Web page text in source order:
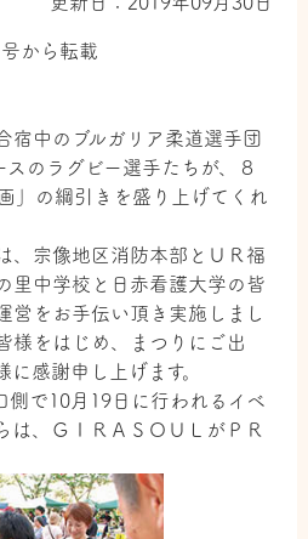
から転載
中のブルガリア柔道選手団
スのラグビー選手たちが、８
」の綱引きを盛り上げてくれ
宗像地区消防本部とＵＲ福
里中学校と日赤看護大学の皆
営をお手伝い頂き実施しまし
様をはじめ、まつりにご出
感謝申し上げます。
で10月19日に行われるイベ
は、ＧＩＲＡＳＯＵＬがＰＲ